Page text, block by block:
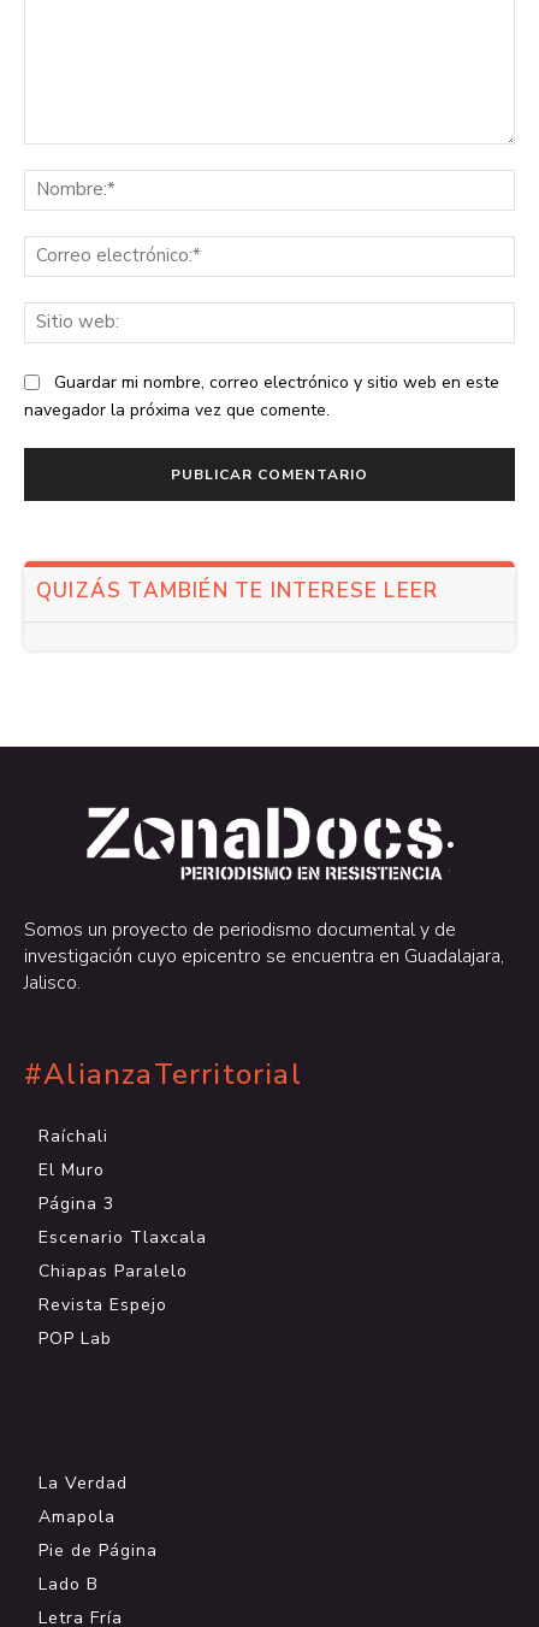
Guardar mi nombre, correo electrónico y sitio web en este
navegador la próxima vez que comente.
QUIZÁS TAMBIÉN TE INTERESE LEER
.
.
Somos un proyecto de periodismo documental y de
investigación cuyo epicentro se encuentra en Guadalajara,
Jalisco.
#AlianzaTerritorial
Raíchali
El Muro
Página 3
Escenario Tlaxcala
Chiapas Paralelo
Revista Espejo
POP Lab
La Verdad
Amapola
Pie de Página
Lado B
Letra Fría